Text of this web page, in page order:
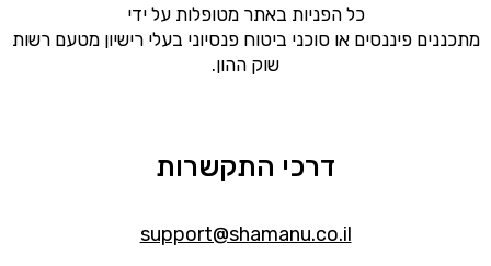
כל הפניות באתר מטופלות על ידי
מתכננים פיננסים או סוכני ביטוח פנסיוני בעלי רישיון מטעם רשות
שוק ההון.
דרכי התקשרות
support@shamanu.co.il